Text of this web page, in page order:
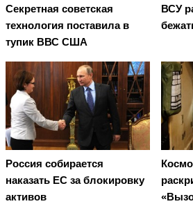
Секретная советская
технология поставила в
тупик ВВС США
ВСУ
Россия собирается
наказать EC за блокировку
активов